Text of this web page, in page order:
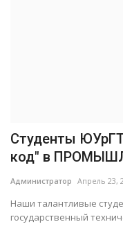
Студенты
код" в
Администратор Апрель 23,
Наши талантливые
государственный